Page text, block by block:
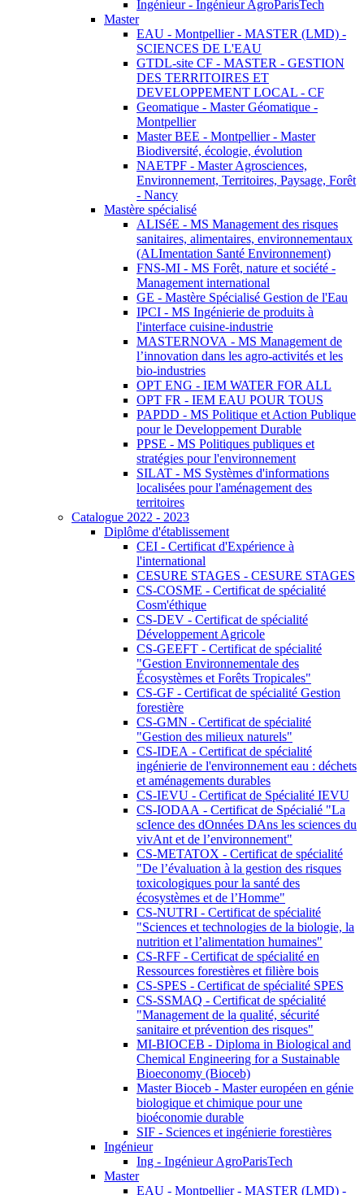
Ingénieur - Ingénieur AgroParisTech
Master
EAU - Montpellier - MASTER (LMD) -
SCIENCES DE L'EAU
GTDL-site CF - MASTER - GESTION
DES TERRITOIRES ET
DEVELOPPEMENT LOCAL - CF
Geomatique - Master Géomatique -
Montpellier
Master BEE - Montpellier - Master
Biodiversité, écologie, évolution
NAETPF - Master Agrosciences,
Environnement, Territoires, Paysage, Forêt
- Nancy
Mastère spécialisé
ALISéE - MS Management des risques
sanitaires, alimentaires, environnementaux
(ALImentation Santé Environnement)
FNS-MI - MS Forêt, nature et société -
Management international
GE - Mastère Spécialisé Gestion de l'Eau
IPCI - MS Ingénierie de produits à
l'interface cuisine-industrie
MASTERNOVA - MS Management de
l’innovation dans les agro-activités et les
bio-industries
OPT ENG - IEM WATER FOR ALL
OPT FR - IEM EAU POUR TOUS
PAPDD - MS Politique et Action Publique
pour le Developpement Durable
PPSE - MS Politiques publiques et
stratégies pour l'environnement
SILAT - MS Systèmes d'informations
localisées pour l'aménagement des
territoires
Catalogue 2022 - 2023
Diplôme d'établissement
CEI - Certificat d'Expérience à
l'international
CESURE STAGES - CESURE STAGES
CS-COSME - Certificat de spécialité
Cosm'éthique
CS-DEV - Certificat de spécialité
Développement Agricole
CS-GEEFT - Certificat de spécialité
"Gestion Environnementale des
Écosystèmes et Forêts Tropicales"
CS-GF - Certificat de spécialité Gestion
forestière
CS-GMN - Certificat de spécialité
"Gestion des milieux naturels"
CS-IDEA - Certificat de spécialité
ingénierie de l'environnement eau : déchets
et aménagements durables
CS-IEVU - Certificat de Spécialité IEVU
CS-IODAA - Certificat de Spécialié "La
scIence des dOnnées DAns les sciences du
vivAnt et de l’environnement"
CS-METATOX - Certificat de spécialité
"De l’évaluation à la gestion des risques
toxicologiques pour la santé des
écosystèmes et de l’Homme"
CS-NUTRI - Certificat de spécialité
"Sciences et technologies de la biologie, la
nutrition et l’alimentation humaines"
CS-RFF - Certificat de spécialité en
Ressources forestières et filière bois
CS-SPES - Certificat de spécialité SPES
CS-SSMAQ - Certificat de spécialité
"Management de la qualité, sécurité
sanitaire et prévention des risques"
MI-BIOCEB - Diploma in Biological and
Chemical Engineering for a Sustainable
Bioeconomy (Bioceb)
Master Bioceb - Master européen en génie
biologique et chimique pour une
bioéconomie durable
SIF - Sciences et ingénierie forestières
Ingénieur
Ing - Ingénieur AgroParisTech
Master
EAU - Montpellier - MASTER (LMD) -